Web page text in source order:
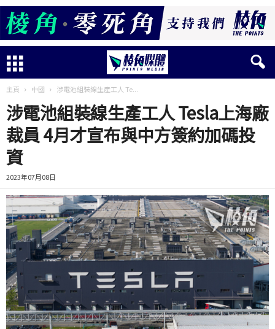
主頁 中國 涉電池組裝線生產工人 Te...
涉電池組裝線生產工人 Tesla上海廠
裁員 4月才宣布與中方簽約加碼投
資
2023年07月08日